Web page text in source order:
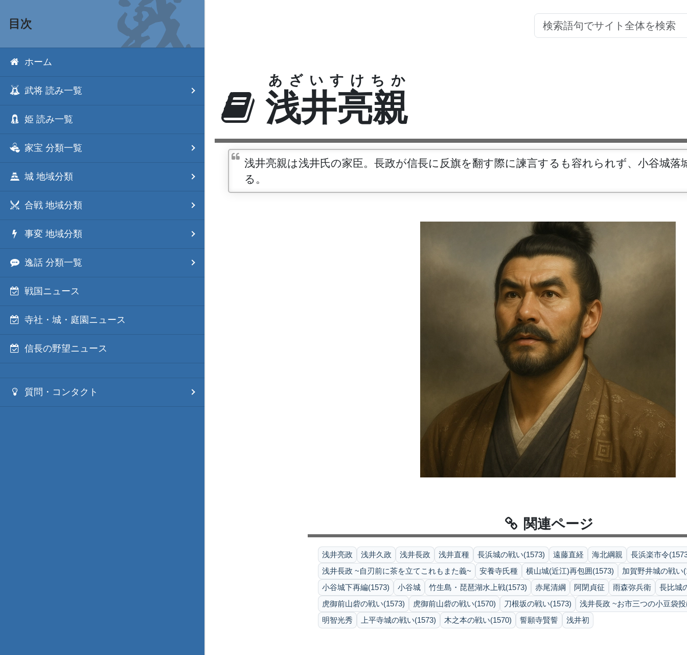
目次
ホーム
武将 読み一覧
姫 読み一覧
家宝 分類一覧
城 地域分類
合戦 地域分類
事変 地域分類
逸話 分類一覧
戦国ニュース
寺社・城・庭園ニュース
信長の野望ニュース
質問・コンタクト
浅井亮親
あざいすけちか
浅井亮親は浅井氏の家臣。長政が信長に反旗を翻す際に諫言するも容れられず、小谷城
る。
関連ページ
浅井亮政 浅井久政 浅井長政 浅井直種 長浜城の戦い(1573) 遠藤直経 海北綱親
長浜楽市令
浅井長政 ~自刃前に茶を立てこれもまた義~
安養寺氏種 横山城(近江)再包囲(1573)
加賀野井城の戦い
小谷城下再編(1573)
小谷城 竹生島・琵琶湖水上戦(1573) 赤尾清綱 阿閉貞征 雨森弥兵衛
長比城
虎御前山砦の戦い(1573)
虎御前山砦の戦い(1570) 刀根坂の戦い(1573)
浅井長政 ~お市三つの小豆袋
明智光秀
上平寺城の戦い(1573) 木之本の戦い(1570) 誓願寺賢誓 浅井初